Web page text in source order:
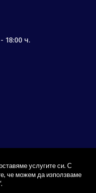
18:00 ч.
услугите си. С
че можем да използваме